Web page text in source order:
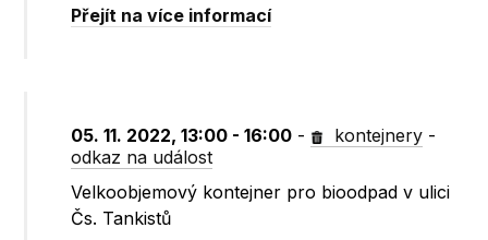
Přejít na více informací
05. 11. 2022, 13:00 - 16:00 - kontejnery -
odkaz na událost
Velkoobjemový kontejner pro bioodpad v ulici
Čs. Tankistů